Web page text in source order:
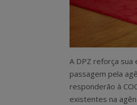
A DPZ reforça sua
passagem pela
responderão à
existentes na